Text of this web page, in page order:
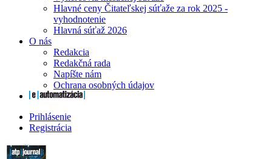
Hlavné ceny Čitateľskej súťaže za rok 2025 -
vyhodnotenie
Hlavná súťaž 2026
O nás
Redakcia
Redakčná rada
Napíšte nám
Ochrana osobných údajov
Prihlásenie
Registrácia